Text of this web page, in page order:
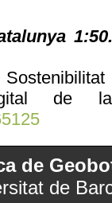
de
de
de